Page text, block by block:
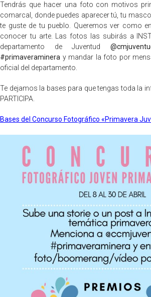
Tendrás que hacer una foto con motivos
comarcal, donde puedes aparecer tú, tu
te guste de tu pueblo. Queremos ver como
conocer tu arte. Las fotos las subirás a
departamento de Juventud
#primaveraminera y mandar la foto por
oficial del departamento.
Te dejamos la bases para que tengas toda la
PARTICIPA.
Bases del Concurso Fotográfico «Primavera